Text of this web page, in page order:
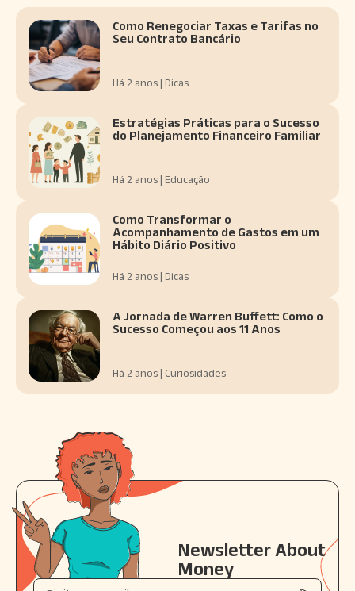
Como Renegociar Taxas e Tarifas no
Seu Contrato Bancário
Há 2 anos | Dicas
Estratégias Práticas para o Sucesso
do Planejamento Financeiro Familiar
Há 2 anos | Educação
Como Transformar o
Acompanhamento de Gastos em um
Hábito Diário Positivo
Há 2 anos | Dicas
A Jornada de Warren Buffett: Como o
Sucesso Começou aos 11 Anos
Há 2 anos | Curiosidades
Newsletter About
Money